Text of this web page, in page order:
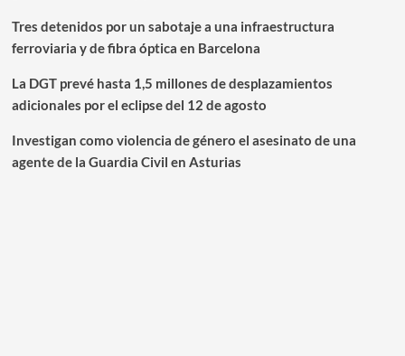
Tres detenidos por un sabotaje a una infraestructura
ferroviaria y de fibra óptica en Barcelona
La DGT prevé hasta 1,5 millones de desplazamientos
adicionales por el eclipse del 12 de agosto
Investigan como violencia de género el asesinato de una
agente de la Guardia Civil en Asturias